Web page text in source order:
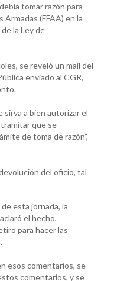
tomar razón para
(FFAA) en la
la Ley de
se reveló un mail del
enviado al CGR,
sirva a bien autorizar el
que se
de toma de razón”,
del oficio, tal
esta jornada, la
el hecho,
para hacer las
esos comentarios, se
comentarios, y se